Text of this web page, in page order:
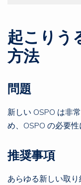
起こりう
方法
問題
新しい OSPO は非
め、OSPO の必要
推奨事項
あらゆる新しい取